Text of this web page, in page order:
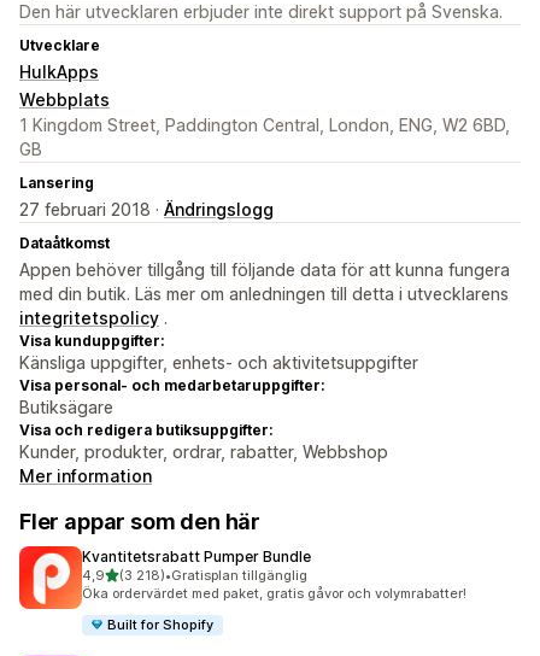
Den här utvecklaren erbjuder inte direkt support på Svenska.
Utvecklare
HulkApps
Webbplats
1 Kingdom Street, Paddington Central, London, ENG, W2 6BD,
GB
Lansering
27 februari 2018 · Ändringslogg
Dataåtkomst
Appen behöver tillgång till följande data för att kunna fungera
med din butik. Läs mer om anledningen till detta i utvecklarens
integritetspolicy .
Visa kunduppgifter:
Känsliga uppgifter, enhets- och aktivitetsuppgifter
Visa personal- och medarbetaruppgifter:
Butiksägare
Visa och redigera butiksuppgifter:
Kunder, produkter, ordrar, rabatter, Webbshop
Mer information
Fler appar som den här
Kvantitetsrabatt Pumper Bundle
4,9av 5 stjärnor
(3 218)
3218 recensioner totalt
•Gratisplan tillgänglig
Öka ordervärdet med paket, gratis gåvor och volymrabatter!
Built for Shopify